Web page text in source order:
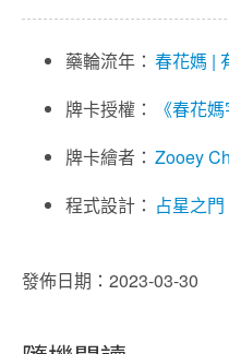
藥輪流年： 春花媽 |
牌卡授權：
《春花
牌卡繪者： Zooey
程式設計： 占星之門
發佈日期：2023-03-30